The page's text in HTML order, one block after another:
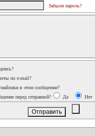
Забыли пароль?
по e-mail?
в этом сообщении?
перед отправкой?
Да Нет